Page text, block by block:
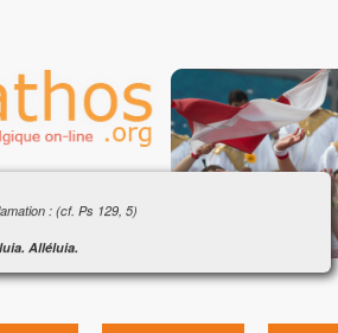
: « Ordonne-moi de venir vers toi sur les
» (Mt 14, 22-33)
: (cf. Ps 129, 5)
Alléluia.
: « Ordonne-moi de venir vers toi sur les eaux »